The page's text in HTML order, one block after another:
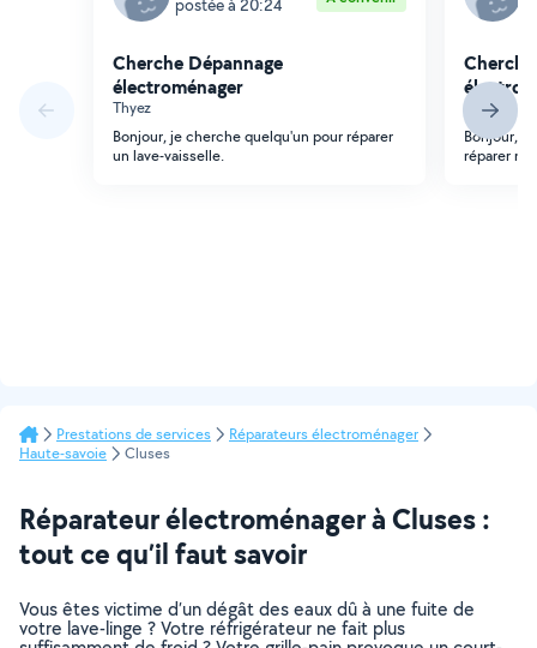
Cherche Dépannage
électroménager
Thyez
Bonjour, je cherche quelqu'un pour réparer
un lave-vaisselle.
Thyez
Bonjour,
réparer
Prestations de services
Réparateurs électroménager
Haute-savoie
Cluses
Réparateur électroménager à Cluses :
tout ce qu’il faut savoir
Vous êtes victime d’un dégât des eaux dû à une fuite de
votre lave-linge ? Votre réfrigérateur ne fait plus